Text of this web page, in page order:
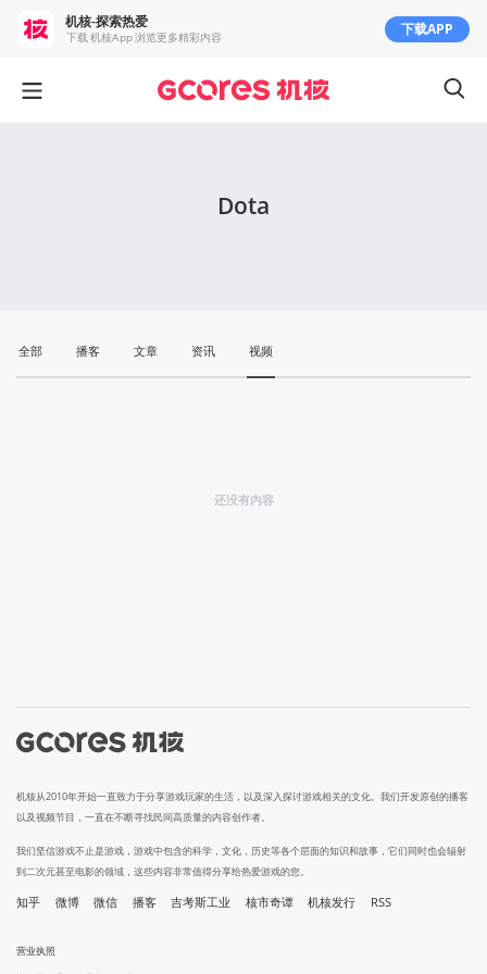
Dota
全部 播客 文章 资讯 视频
还没有内容
机核从2010年开始一直致力于分享游戏玩家的生活，以及深入探讨游戏相关的文化。我们开发原创的播客
以及视频节目，一直在不断寻找民间高质量的内容创作者。
我们坚信游戏不止是游戏，游戏中包含的科学，文化，历史等各个层面的知识和故事，它们同时也会辐射
到二次元甚至电影的领域，这些内容非常值得分享给热爱游戏的您。
知乎 微博 微信 播客 吉考斯工业 核市奇谭 机核发行 RSS
营业执照
机核-探索热爱
下载 机核App 浏览更多精彩内容 下载APP